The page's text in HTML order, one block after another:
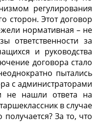
регулирования
сторон. Этот договор
нормативная – не
ответственности за
и руководства
договора стало
пытались
с администраторами
не нашли ответа на
в случае
За то, что